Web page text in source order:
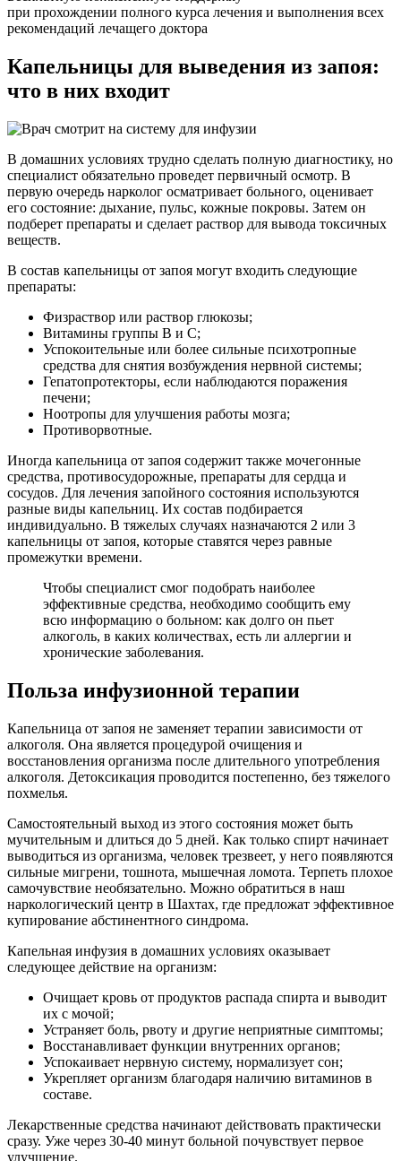
при прохождении полного курса лечения и выполнения всех
рекомендаций лечащего доктора
Капельницы для выведения из запоя:
что в них входит
В домашних условиях трудно сделать полную диагностику, но
специалист обязательно проведет первичный осмотр. В
первую очередь нарколог осматривает больного, оценивает
его состояние: дыхание, пульс, кожные покровы. Затем он
подберет препараты и сделает раствор для вывода токсичных
веществ.
В состав капельницы от запоя могут входить следующие
препараты:
Физраствор или раствор глюкозы;
Витамины группы В и С;
Успокоительные или более сильные психотропные
средства для снятия возбуждения нервной системы;
Гепатопротекторы, если наблюдаются поражения
печени;
Ноотропы для улучшения работы мозга;
Противорвотные.
Иногда капельница от запоя содержит также мочегонные
средства, противосудорожные, препараты для сердца и
сосудов. Для лечения запойного состояния используются
разные виды капельниц. Их состав подбирается
индивидуально. В тяжелых случаях назначаются 2 или 3
капельницы от запоя, которые ставятся через равные
промежутки времени.
Чтобы специалист смог подобрать наиболее
эффективные средства, необходимо сообщить ему
всю информацию о больном: как долго он пьет
алкоголь, в каких количествах, есть ли аллергии и
хронические заболевания.
Польза инфузионной терапии
Капельница от запоя не заменяет терапии зависимости от
алкоголя. Она является процедурой очищения и
восстановления организма после длительного употребления
алкоголя. Детоксикация проводится постепенно, без тяжелого
похмелья.
Самостоятельный выход из этого состояния может быть
мучительным и длиться до 5 дней. Как только спирт начинает
выводиться из организма, человек трезвеет, у него появляются
сильные мигрени, тошнота, мышечная ломота. Терпеть плохое
самочувствие необязательно. Можно обратиться в наш
наркологический центр в Шахтах, где предложат эффективное
купирование абстинентного синдрома.
Капельная инфузия в домашних условиях оказывает
следующее действие на организм:
Очищает кровь от продуктов распада спирта и выводит
их с мочой;
Устраняет боль, рвоту и другие неприятные симптомы;
Восстанавливает функции внутренних органов;
Успокаивает нервную систему, нормализует сон;
Укрепляет организм благодаря наличию витаминов в
составе.
Лекарственные средства начинают действовать практически
сразу. Уже через 30-40 минут больной почувствует первое
улучшение.